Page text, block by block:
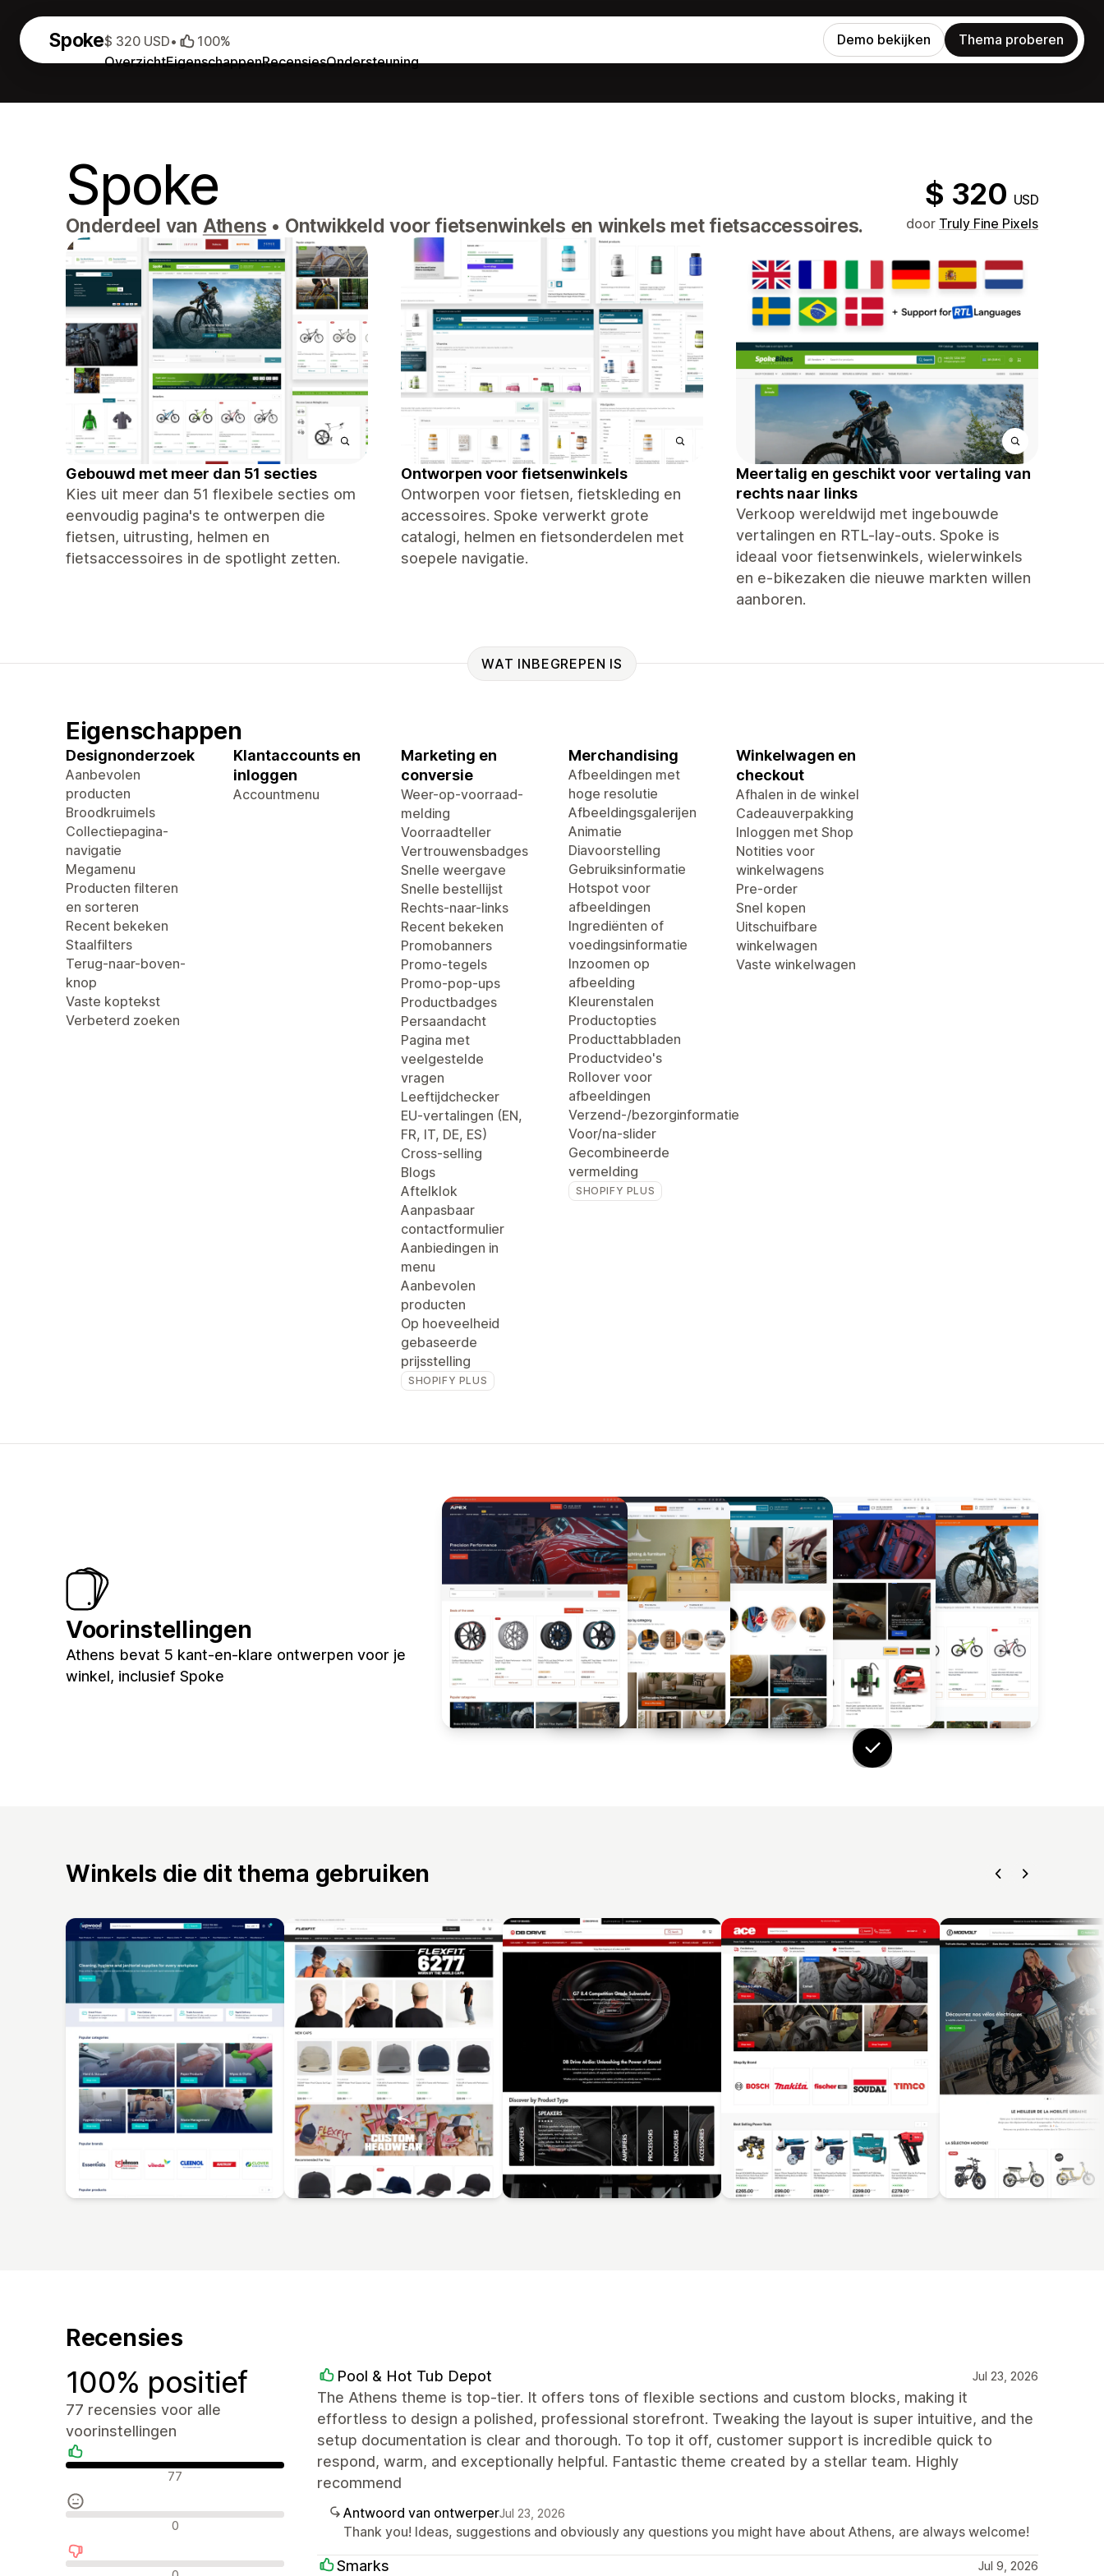
Spoke
OverzichtEigenschappenRecensiesOndersteuning
$ 320 USD• 100% Demo bekijken Thema proberen
Spoke $ 320 USD
Onderdeel van Athens • Ontwikkeld voor fietsenwinkels en winkels met fietsaccessoires. door Truly Fine Pixels
Gebouwd met meer dan 51 secties
Kies uit meer dan 51 flexibele secties om
eenvoudig pagina's te ontwerpen die
fietsen, uitrusting, helmen en
fietsaccessoires in de spotlight zetten.
Ontworpen voor fietsenwinkels
Ontworpen voor fietsen, fietskleding en
accessoires. Spoke verwerkt grote
catalogi, helmen en fietsonderdelen met
soepele navigatie.
Meertalig en geschikt voor vertaling van
rechts naar links
Verkoop wereldwijd met ingebouwde
vertalingen en RTL-lay-outs. Spoke is
ideaal voor fietsenwinkels, wielerwinkels
en e-bikezaken die nieuwe markten willen
aanboren.
WAT INBEGREPEN IS
Eigenschappen
Designonderzoek
Aanbevolen
producten
Broodkruimels
Collectiepagina-
navigatie
Megamenu
Producten filteren
en sorteren
Recent bekeken
Staalfilters
Terug-naar-boven-
knop
Vaste koptekst
Verbeterd zoeken
Klantaccounts en
inloggen
Accountmenu
Marketing en
conversie
Weer-op-voorraad-
melding
Voorraadteller
Vertrouwensbadges
Snelle weergave
Snelle bestellijst
Rechts-naar-links
Recent bekeken
Promobanners
Promo-tegels
Promo-pop-ups
Productbadges
Persaandacht
Pagina met
veelgestelde
vragen
Leeftijdchecker
EU-vertalingen (EN,
FR, IT, DE, ES)
Cross-selling
Blogs
Aftelklok
Aanpasbaar
contactformulier
Aanbiedingen in
menu
Aanbevolen
producten
Op hoeveelheid
gebaseerde
prijsstelling
SHOPIFY PLUS
Merchandising
Afbeeldingen met
hoge resolutie
Afbeeldingsgalerijen
Animatie
Diavoorstelling
Gebruiksinformatie
Hotspot voor
afbeeldingen
Ingrediënten of
voedingsinformatie
Inzoomen op
afbeelding
Kleurenstalen
Productopties
Producttabbladen
Productvideo's
Rollover voor
afbeeldingen
Verzend-/bezorginformatie
Voor/na-slider
Gecombineerde
vermelding
SHOPIFY PLUS
Winkelwagen en
checkout
Afhalen in de winkel
Cadeauverpakking
Inloggen met Shop
Notities voor
winkelwagens
Pre-order
Snel kopen
Uitschuifbare
winkelwagen
Vaste winkelwagen
Voorinstellingen
Athens bevat 5 kant-en-klare ontwerpen voor je
winkel, inclusief Spoke
Winkels die dit thema gebruiken
Recensies
100% positief
77 recensies voor alle
voorinstellingen
Positieve recensies
77
Neutrale recensies0
Negatieve recensies
Pool & Hot Tub Depot Jul 23, 2026
The Athens theme is top-tier. It offers tons of flexible sections and custom blocks, making it
effortless to design a polished, professional storefront. Tweaking the layout is super intuitive, and the
setup documentation is clear and thorough. To top it off, customer support is incredible quick to
respond, warm, and exceptionally helpful. Fantastic theme created by a stellar team. Highly
recommend
Antwoord van ontwerperJul 23, 2026
Thank you! Ideas, suggestions and obviously any questions you might have about Athens, are always welcome!
Smarks Jul 9, 2026